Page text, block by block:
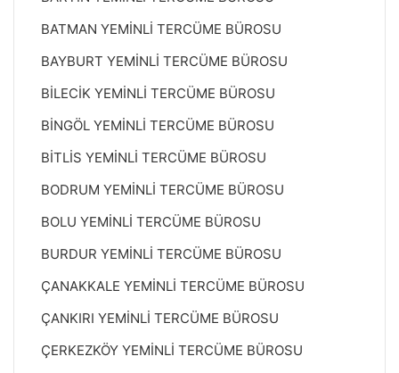
BATMAN YEMİNLİ TERCÜME BÜROSU
BAYBURT YEMİNLİ TERCÜME BÜROSU
BİLECİK YEMİNLİ TERCÜME BÜROSU
BİNGÖL YEMİNLİ TERCÜME BÜROSU
BİTLİS YEMİNLİ TERCÜME BÜROSU
BODRUM YEMİNLİ TERCÜME BÜROSU
BOLU YEMİNLİ TERCÜME BÜROSU
BURDUR YEMİNLİ TERCÜME BÜROSU
ÇANAKKALE YEMİNLİ TERCÜME BÜROSU
ÇANKIRI YEMİNLİ TERCÜME BÜROSU
ÇERKEZKÖY YEMİNLİ TERCÜME BÜROSU